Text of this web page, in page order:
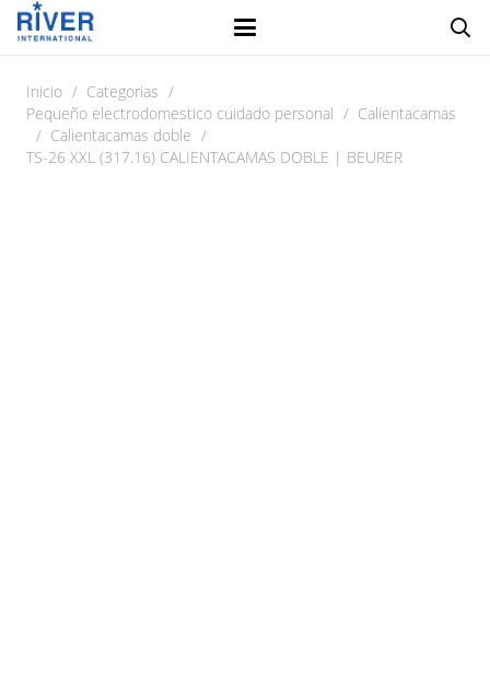
Inicio / Categorias /
Pequeño electrodomestico cuidado personal / Calientacamas
/ Calientacamas doble /
TS-26 XXL (317.16) CALIENTACAMAS DOBLE | BEURER